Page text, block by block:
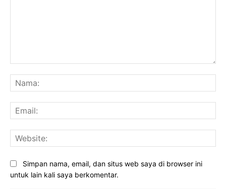
Simpan nama, email, dan situs web saya di browser ini
untuk lain kali saya berkomentar.